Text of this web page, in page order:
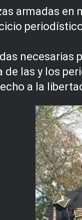
armadas
necesarias
las y los
a la